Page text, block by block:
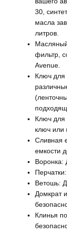
30,
масла
литров.
фильтр,
Avenue.
Ключ для
Ключ для
ключ или
Сливная
емкости
Воронка:
Ветошь:
Домкрат
Клинья